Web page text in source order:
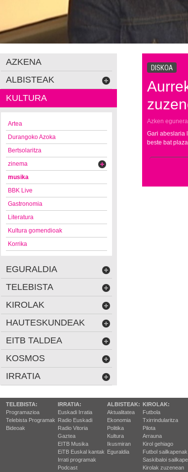
DISKOA
Azken
Gari abeslaria
beste bat
AZKENA
ALBISTEAK
KULTURA
Artea
Durangoko Azoka
Bertsolaritza
zinema
musika
BBK Live
Gastronomia
Literatura
Kultura gomendioak
Korrika
EGURALDIA
TELEBISTA
KIROLAK
HAUTESKUNDEAK
EITB TALDEA
KOSMOS
IRRATIA
TELEBISTA:
Programazioa
Telebista Programak
Bideoak
IRRATIA:
Euskadi Irratia
Radio Euskadi
Radio Vitoria
Gaztea
EITB Musika
EiTB Euskal kantak
Irrati programak
Podcast
ALBISTEAK:
Aktualitatea
Ekonomia
Politika
Kultura
Ikusmiran
Eguraldia
KIROLAK:
Futbola
Txirrindularitza
Pilota
Arrauna
Kirol gehiago
Futbol sailkapenak
Saskibaloi
Kirolak zuzenean